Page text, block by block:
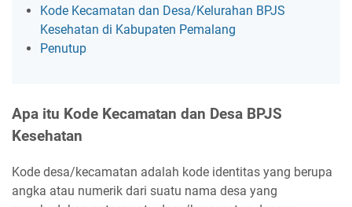
Kode Kecamatan dan Desa/Kelurahan BPJS
Kesehatan di Kabupaten Pemalang
Penutup
Apa itu Kode Kecamatan dan Desa BPJS
Kesehatan
Kode desa/kecamatan adalah kode identitas yang berupa
angka atau numerik dari suatu nama desa yang